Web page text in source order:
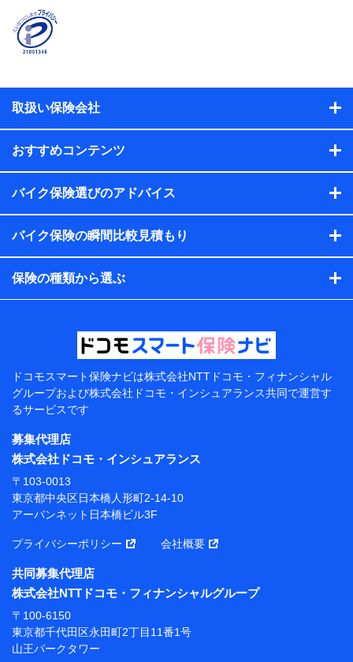
契約者と被保険者の関係、保険加入の目的、保険商品の内
容、保険料、保険料のお支払方法、車のメーカーや走行距離
などの情報、建物の構造や築年数などの情報、ペットの種類
【共同して利用する者の範囲】
当社
【利用目的】
提供する保険関連サービスにおけるユーザー登録受付および
取引のあるもしくは委託を受けている保険会社・提携会社の
会社のサービスを案内、提供するため
（各サービスで取得したサービス利用履歴、ウェブサイトの
閲覧履歴、購買履歴、ご契約内容等のパーソナルデータを分
析して、お客さまの趣味・嗜好・傾向に応じたサービス・商
品等に関するご提案や広告の配信等を行うことがありま
す。）
各種セミナーの開催のため
コンサルティングサービスの実施のため
アンケートやキャンペーン等の実施のため
上記に係る案内・手続き・管理等付帯業務を行うため
【当該個人データの管理について責任を有する者の名
称・住所・代表者名】
当該個人データを取り扱う各共同利用者（詳細は次のと
おり）
東京都千代田区永田町2丁目11番1号 山王パークタワー
株式会社NTTドコモ・フィナンシャルグループ 代表取
締役社長 廣井 孝史
東京都中央区日本橋人形町2-14-10 アーバンネット日
取扱い保険会社
おすすめコンテンツ
バイク保険選びのアドバイス
バイク保険の瞬間比較見積もり
保険の種類から選ぶ
ドコモスマート保険ナビは株式会社NTTドコモ・フィナンシャル
グループおよび株式会社ドコモ・インシュアランス共同で運営す
るサービスです
募集代理店
株式会社ドコモ・インシュアランス
〒103-0013
東京都中央区日本橋人形町2-14-10
アーバンネット日本橋ビル3F
プライバシーポリシー 会社概要
共同募集代理店
株式会社NTTドコモ・フィナンシャルグループ
〒100-6150
東京都千代田区永田町2丁目11番1号
山王パークタワー